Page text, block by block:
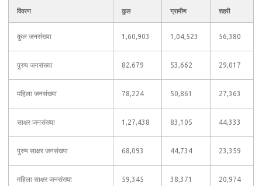
विवरण कुल ग्रामीण शहरी
कुल जनसंख्या 1,60,903 1,04,523 56,380
पुरुष जनसंख्या 82,679 53,662 29,017
महिला जनसंख्या 78,224 50,861 27,363
साक्षर जनसंख्या 1,27,438 83,105 44,333
पुरुष साक्षर जनसंख्या 68,093 44,734 23,359
महिला साक्षर जनसंख्या 59,345 38,371 20,974